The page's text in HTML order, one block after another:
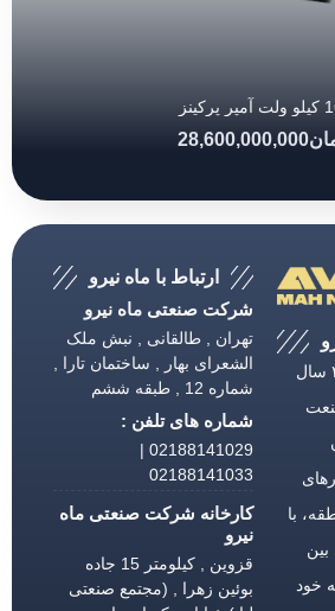
28,600,000,000
ماه نیرو با بیش از ۴۳ سال
با
بین
خود
ارتباط با ماه نیرو
شرکت صنعتی ماه نیرو
تهران , طالقانی , نبش ملک
الشعرای بهار , ساختمان تارا ,
شماره 12 , طبقه ششم
شماره های تلفن :
02188141029 |
02188141033
کارخانه شرکت صنعتی ماه
نیرو
قزوین , کیلومتر 15 جاده
بوئین زهرا , (مجتمع صنعتی